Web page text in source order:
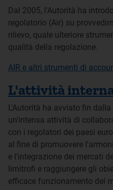
Dal 2005, l'Autorità ha
regolatorio (Air) su
rilievo, quale ulteriore
qualità della regolazione.
AIR e altri strumenti di
L'attività
L'Autorità ha avviato fin
un'intensa attività di
con i regolatori dei paesi
al fine di promuovere
e l'integrazione dei mercati
limitrofi e raggiungere gli
efficace funzionamento del